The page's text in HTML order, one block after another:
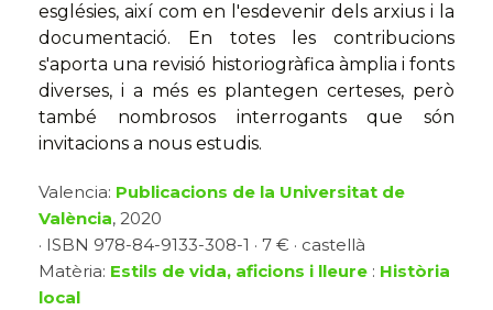
esglésies, així com en l'esdevenir dels arxius i la
documentació. En totes les contribucions
s'aporta una revisió historiogràfica àmplia i fonts
diverses, i a més es plantegen certeses, però
també nombrosos interrogants que són
invitacions a nous estudis.
Valencia: Publicacions de la Universitat de
València, 2020
· ISBN 978-84-9133-308-1 · 7 € · castellà
Matèria: Estils de vida, aficions i lleure : Història
local